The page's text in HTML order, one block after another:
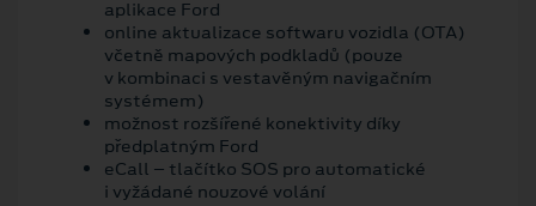
aplikace Ford
online aktualizace softwaru vozidla (OTA)
včetně mapových podkladů (pouze
v kombinaci s vestavěným navigačním
systémem)
možnost rozšířené konektivity díky
předplatným Ford
eCall – tlačítko SOS pro automatické
i vyžádané nouzové volání